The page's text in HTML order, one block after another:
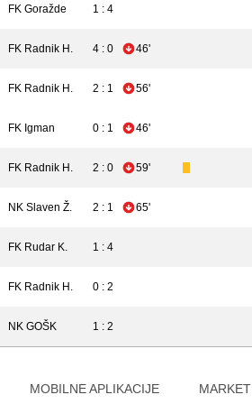
FK Goražde 1 : 4
FK Radnik H. 4 : 0 46'
FK Radnik H. 2 : 1 56'
FK Igman 0 : 1 46'
FK Radnik H. 2 : 0 59'
NK Slaven Ž. 2 : 1 65'
FK Rudar K. 1 : 4
FK Radnik H. 0 : 2
NK GOŠK 1 : 2
MOBILNE APLIKACIJE